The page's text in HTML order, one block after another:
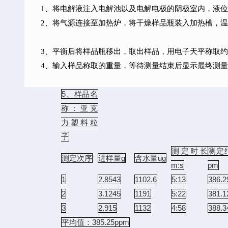
1
、将电解液注入电解池以及电解电极的阴极室内，液
2 、将气源连接至加热炉，将干燥样品瓶装入加热槽，
3 、平衡后将样品瓶移出，取出样品，用电子天平称
4 、输入样品称取的重量，等待测量结束后显示最终测
5、样品名
称：亚克
力塑料粒
子
测定次序 进样量g 含水量ug
测定时长
m:s
测定
pm
1
2.8543 1102.6 5:13
2
3.1245 1191 5:22
3
2.915 1132 4:58
平均值： 385.25ppm